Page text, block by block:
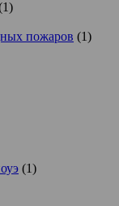
пожаров (1)
(1)